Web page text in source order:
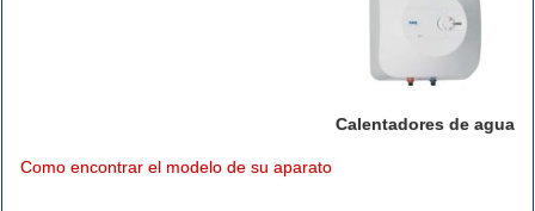
Calentadores de agua
Como encontrar el modelo de su aparato